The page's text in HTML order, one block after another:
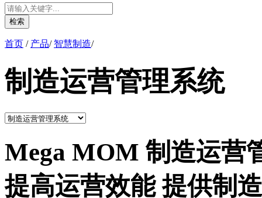
检索
首页 / 产品/ 智慧制造/
制造运营管理系统
Mega MOM 制造运营
提高运营效能 提供制